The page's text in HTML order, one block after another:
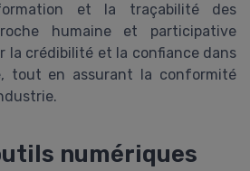
et la traçabilité des
humaine et participative
la crédibilité et la confiance dans
tout en assurant la conformité
numériques